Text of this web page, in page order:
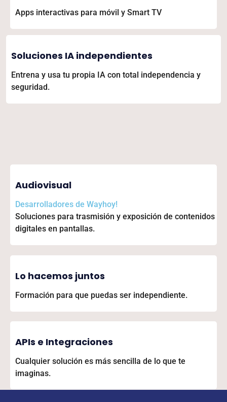
Apps interactivas para móvil y Smart TV
Soluciones IA independientes
Entrena y usa tu propia IA con total independencia y
seguridad.
Audiovisual
Desarrolladores de Wayhoy!
Soluciones para trasmisión y exposición de contenidos
digitales en pantallas.
Lo hacemos juntos
Formación para que puedas ser independiente.
APIs e Integraciones
Cualquier solución es más sencilla de lo que te
imaginas.